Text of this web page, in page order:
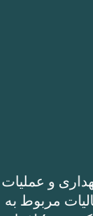
و عملیات
خواهد یافت و مالیات مربوط به